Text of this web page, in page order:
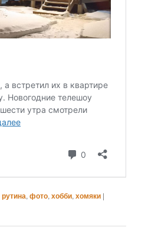
рутина, фото, хобби, хомяки |